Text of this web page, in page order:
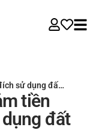
sử dụng đấ…
tiền
đất